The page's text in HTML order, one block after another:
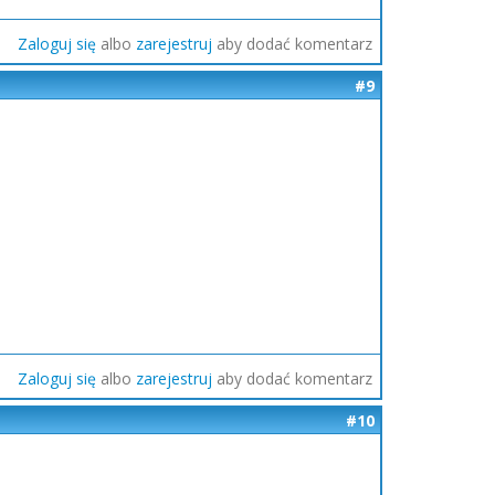
Zaloguj się albo zarejestruj aby dodać komentarz
#9
Zaloguj się albo zarejestruj aby dodać komentarz
#10